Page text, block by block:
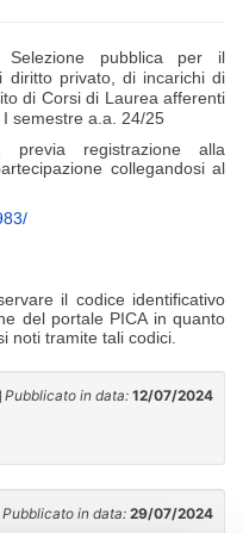
pubblica per il
diritto privato, di incarichi di
di Corsi di Laurea afferenti
I semestre a.a. 24/25
previa registrazione alla
collegandosi al
il codice identificativo
del portale PICA in quanto
noti tramite tali codici.
Pubblicato in data: 12/07/2024
Pubblicato in data: 29/07/2024